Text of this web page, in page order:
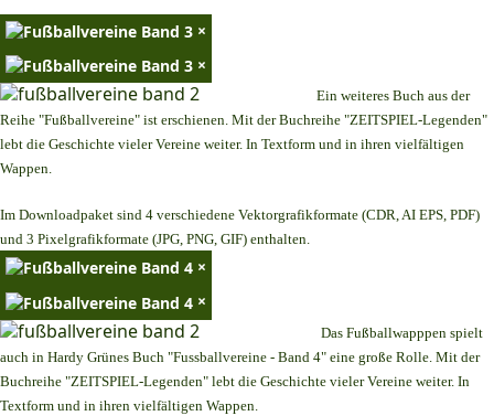
×
×
Ein weiteres Buch aus der
Reihe "Fußballvereine" ist erschienen. Mit der Buchreihe "ZEITSPIEL-Legenden"
lebt die Geschichte vieler Vereine weiter. In Textform und in ihren vielfältigen
Wappen.
Im Downloadpaket sind 4 verschiedene Vektorgrafikformate (CDR, AI EPS, PDF)
und 3 Pixelgrafikformate (JPG, PNG, GIF) enthalten.
×
×
Das Fußballwapppen spielt
auch in Hardy Grünes Buch "Fussballvereine - Band 4" eine große Rolle. Mit der
Buchreihe "ZEITSPIEL-Legenden" lebt die Geschichte vieler Vereine weiter. In
Textform und in ihren vielfältigen Wappen.